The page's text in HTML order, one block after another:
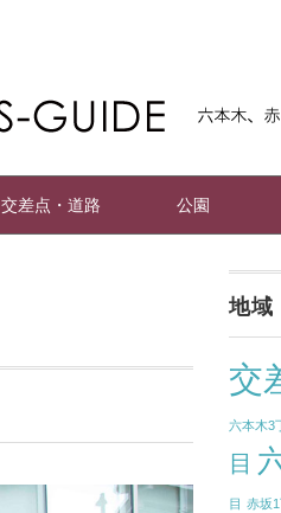
交差点・道路 公園
地域
交
六本木3
目
目 赤坂